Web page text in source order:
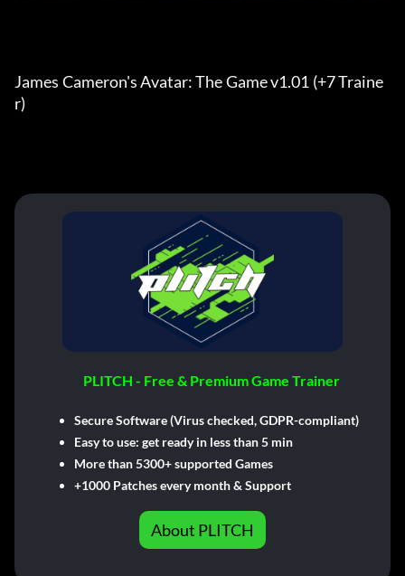
James Cameron's Avatar: The Game v1.01 (+7 Traine
r)
PLITCH - Free & Premium Game Trainer
Secure Software (Virus checked, GDPR-compliant)
Easy to use: get ready in less than 5 min
More than 5300+ supported Games
+1000 Patches every month & Support
About PLITCH